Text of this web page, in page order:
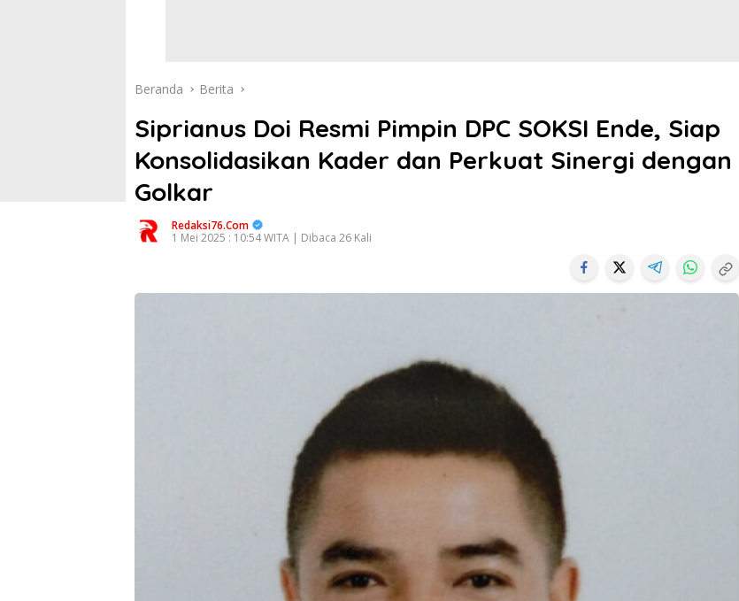
Beranda Berita
Siprianus Doi Resmi Pimpin DPC SOKSI Ende, Siap
Konsolidasikan Kader dan Perkuat Sinergi dengan
Golkar
Redaksi76.com
1 Mei 2025 : 10:54 WITA | Dibaca 26 Kali